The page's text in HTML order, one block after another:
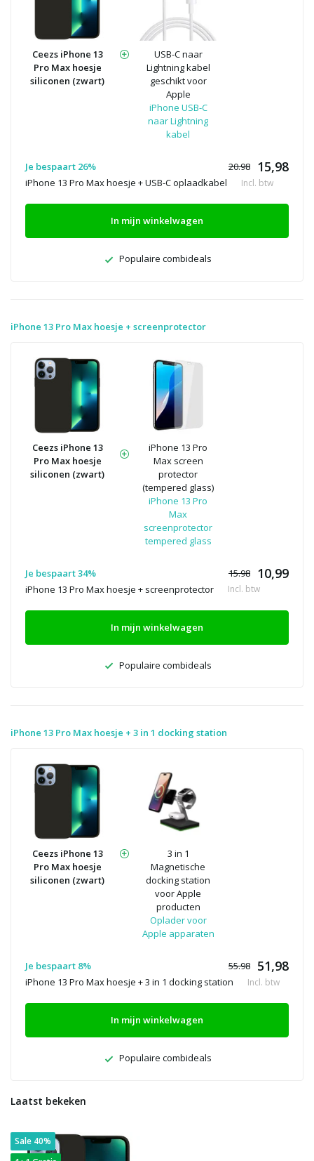
Ceezs iPhone 13
Pro Max hoesje
siliconen (zwart)
USB-C naar
Lightning kabel
geschikt voor
Apple
iPhone USB-C
naar Lightning
kabel
Je bespaart 26% 20.98 15,98
iPhone 13 Pro Max hoesje + USB-C oplaadkabel Incl. btw
In mijn winkelwagen
Populaire combideals
iPhone 13 Pro Max hoesje + screenprotector
Ceezs iPhone 13
Pro Max hoesje
siliconen (zwart)
iPhone 13 Pro
Max screen
protector
(tempered glass)
iPhone 13 Pro
Max
screenprotector
tempered glass
Je bespaart 34% 15.98 10,99
iPhone 13 Pro Max hoesje + screenprotector Incl. btw
In mijn winkelwagen
Populaire combideals
iPhone 13 Pro Max hoesje + 3 in 1 docking station
Ceezs iPhone 13
Pro Max hoesje
siliconen (zwart)
3 in 1
Magnetische
docking station
voor Apple
producten
Oplader voor
Apple apparaten
Je bespaart 8% 55.98 51,98
iPhone 13 Pro Max hoesje + 3 in 1 docking station Incl. btw
In mijn winkelwagen
Populaire combideals
Laatst bekeken
Sale 40%